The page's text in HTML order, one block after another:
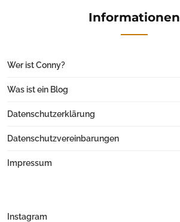
Informationen
Wer ist Conny?
Was ist ein Blog
Datenschutzerklärung
Datenschutzvereinbarungen
Impressum
Instagram